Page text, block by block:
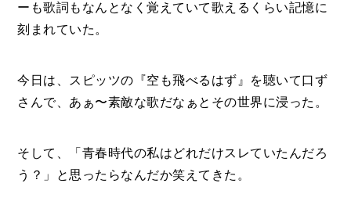
ーも歌詞もなんとなく覚えていて歌えるくらい記憶に
刻まれていた。
今日は、スピッツの『空も飛べるはず』を聴いて口ず
さんで、あぁ〜素敵な歌だなぁとその世界に浸った。
そして、「青春時代の私はどれだけスレていたんだろ
う？」と思ったらなんだか笑えてきた。